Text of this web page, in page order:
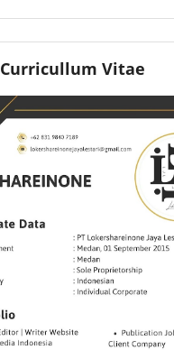
Curricullum Vitae